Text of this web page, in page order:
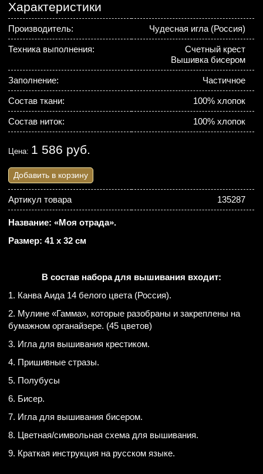
Характеристики
Производитель: Чудесная игла (Россия)
Техника выполнения:
Счетный крест
Вышивка бисером
Заполнение: Частичное
Состав ткани: 100% хлопок
Состав ниток: 100% хлопок
Цена: 1 586 руб.
Добавить в корзину
Артикул товара 135287
Название: «Моя отрада».
Размер: 41 х 32 см
В состав набора для вышивания входит:
1. Канва Аида 14 белого цвета (Россия).
2. Мулине «Гамма», которые разобраны и закреплены на
бумажном органайзере. (45 цветов)
3. Игла для вышивания крестиком.
4. Пришивные стразы.
5. Полубусы
6. Бисер.
7. Игла для вышивания бисером.
8. Цветная/символьная схема для вышивания.
9. Краткая инструкция на русском языке.